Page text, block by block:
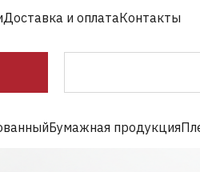
Доставка и оплатаКонтакты
Бумажная продукция